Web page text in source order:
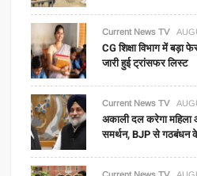
Current News TV
CG शिक्षा विभाग में बड़ा
जारी हुई ट्रांसफर लिस्ट
Current News TV
अकाली दल करेगा महिला
समर्थन, BJP से